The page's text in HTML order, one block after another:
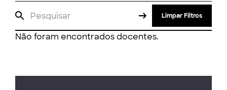
Limpar Filtros
Não foram encontrados docentes.